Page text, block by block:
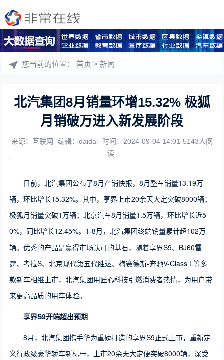
您当前的位置：首页 >新闻
北汽集团8月销量环增15.32% 极狐
月销破万进入新发展阶段
来源：互联网 编辑：daidai 时间：2024-09-04 14:01 5143人阅
读
日前，北汽集团公布了8月产销快报，8月整车销量13.19万
辆，环比增长15.32%。其中，享界上市20余天大定突破8000辆；
极狐月销量突破1万辆；北京汽车8月销量1.5万辆，环比增长近5
0%，同比增长12.45%。1-8月，北汽集团终端销量累计超102万
辆。优秀的产品是赢得市场认可的基石，随着享界S9、BJ60雷
霆、考拉S、北京现代第五代胜达、梅赛德斯-奔驰V-Class L等多
款新车相继上市，北汽集团用匠心科技引燃消费者热情，为用户带
来更高品质的用车体验。
享界S9开端超出预期
8月，北汽集团携手华为重磅打造的享界S9正式上市，重新定
义行政级豪华轿车新标杆，上市20余天大定便突破8000辆，深受